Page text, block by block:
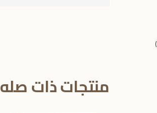
)
منتجات ذات صله